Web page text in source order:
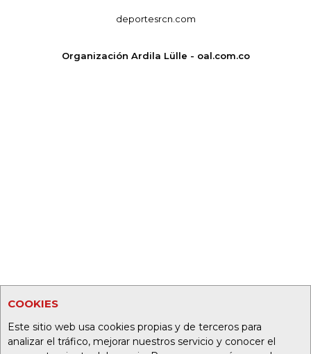
COOKIES
Este sitio web usa cookies propias y de terceros para
analizar el tráfico, mejorar nuestros servicio y conocer el
deportesrcn.com
Organización Ardila Lülle - oal.com.co